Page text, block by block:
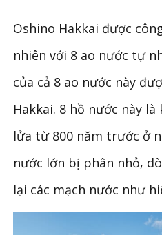
Oshino Hakkai được
nhiên với 8 ao nước tự
của cả 8 ao nước này
Hakkai. 8 hồ nước này
lửa từ 800 năm trước ở
nước lớn bị phân nhỏ,
lại các mạch nước như